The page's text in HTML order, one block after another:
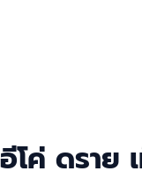
อีโค่ ดราย